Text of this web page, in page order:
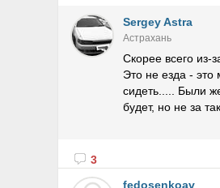
Sergey Astra
Астрахань
Скорее всего из-
Это не езда - это
сидеть..... Были
будет, но не за
3
fedosenkoav